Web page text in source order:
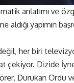
anlatımı ve
aldığı yapımın
her biri
çekiyor. Dizide
Durukan Ordu